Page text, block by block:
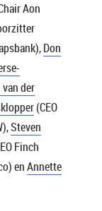
Aon
Don
der
(CEO
Steven
Finch
enAnnette